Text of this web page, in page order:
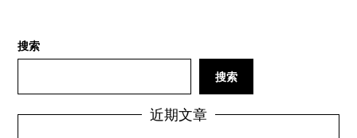
搜索
搜索
近期文章